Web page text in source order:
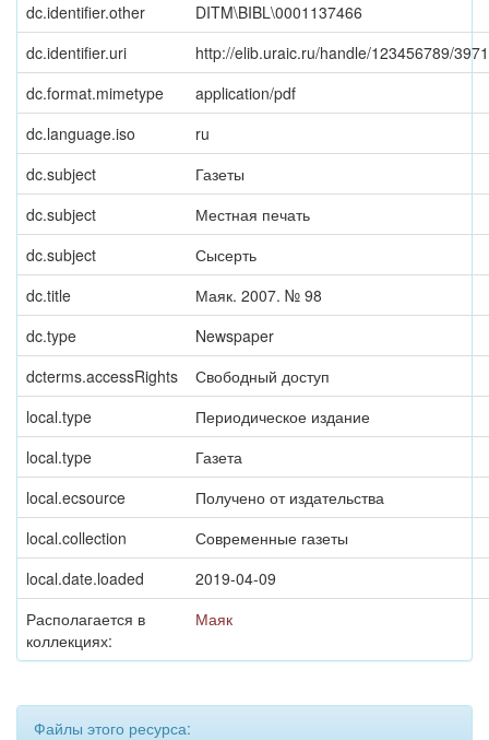
dc.identifier.other
DITM\BIBL\0001137466
dc.identifier.uri
http://elib.uraic.ru/handle/123456789/
dc.format.mimetype
application/pdf
dc.language.iso
ru
dc.subject
Газеты
dc.subject
Местная печать
dc.subject
Сысерть
dc.title
Маяк. 2007. № 98
dc.type
Newspaper
dcterms.accessRights
Свободный доступ
local.type
Периодическое издание
local.type
Газета
local.ecsource
Получено от издательства
local.collection
Современные газеты
local.date.loaded
2019-04-09
Располагается в
коллекциях:
Маяк
Файлы этого ресурса: